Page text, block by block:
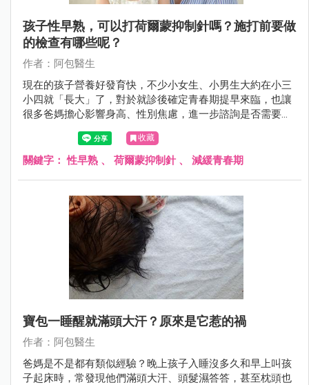
孩子性早熟，可以打荷爾蒙抑制針嗎？施打前要做
的檢查有哪些呢？
作者：阿包醫生
現在的孩子營養好發育快，不少小女生、小男生大約在小三
小四就「長大」了，對於就診後確定青春期提早來臨，也讓
很多爸媽擔心影響身高、性別焦慮，進一步諮詢是否需要施
打荷爾蒙抑制針，以下就來說說。
收藏
關鍵字：性早熟 、 荷爾蒙抑制針 、 減緩青春期
寶包一睡醒就滿頭大汗？原來是它惹的禍
作者：阿包醫生
爸媽是不是都有類似經驗？晚上孩子入睡沒多久和早上叫孩
子起床時，常發現他們滿頭大汗、頭髮濕答答，甚至枕頭也